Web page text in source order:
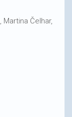
, Martina Čelhar,